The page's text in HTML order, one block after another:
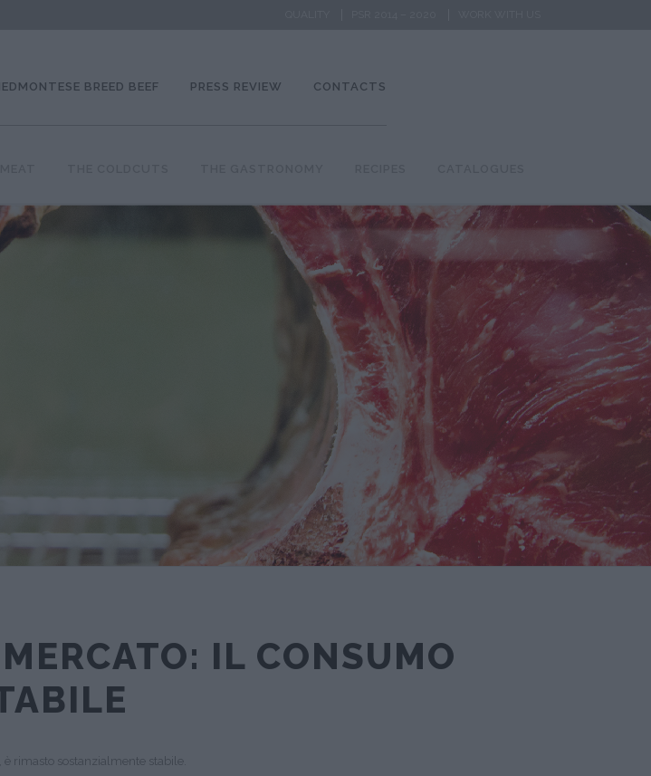
BREED BEEF PRESS REVIEW CONTACTS
IL CONSUMO
rimasto sostanzialmente stabile.